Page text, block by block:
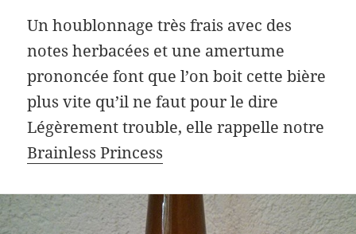
Un houblonnage très frais avec des
notes herbacées et une amertume
prononcée font que l’on boit cette bière
plus vite qu’il ne faut pour le dire
Légèrement trouble, elle rappelle notre
Brainless Princess